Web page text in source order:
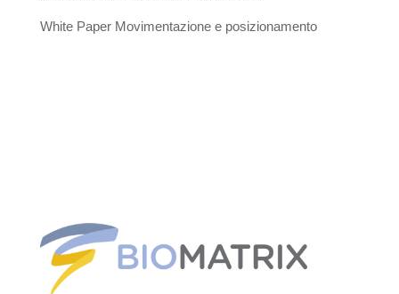
White Paper Movimentazione e posizionamento